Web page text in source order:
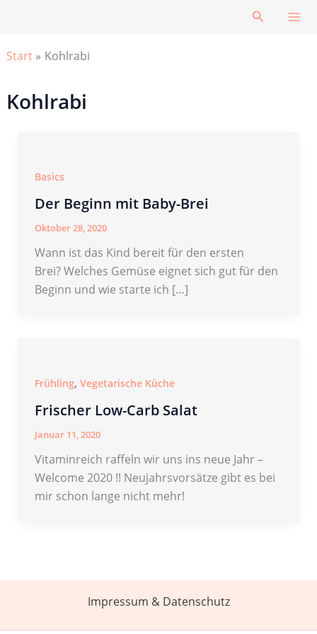
Suchen
Start Kohlrabi
Kohlrabi
Basics
Der Beginn mit Baby-Brei
Oktober 28, 2020
Wann ist das Kind bereit für den ersten
Brei? Welches Gemüse eignet sich gut für den
Beginn und wie starte ich […]
Frühling, Vegetarische Küche
Frischer Low-Carb Salat
Januar 11, 2020
Vitaminreich raffeln wir uns ins neue Jahr –
Welcome 2020 !! Neujahrsvorsätze gibt es bei
mir schon lange nicht mehr!
Impressum & Datenschutz